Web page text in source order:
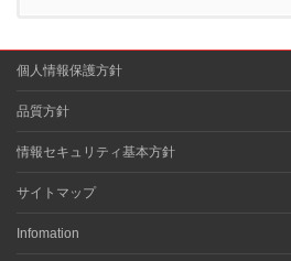
個人情報保護方針
品質方針
情報セキュリティ基本方針
サイトマップ
Infomation